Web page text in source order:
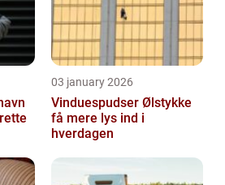
03 january 2026
Vinduespudser Ølstykke
få mere lys ind i
hverdagen